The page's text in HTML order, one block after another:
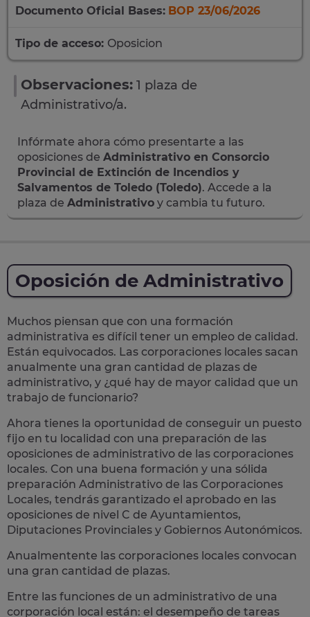
Documento Oficial Bases: BOP 23/06/2026
Tipo de acceso: Oposicion
Observaciones: 1 plaza de
Administrativo/a.
Infórmate ahora cómo presentarte a las
oposiciones de Administrativo en Consorcio
Provincial de Extinción de Incendios y
Salvamentos de Toledo (Toledo). Accede a la
plaza de Administrativo y cambia tu futuro.
Oposición de Administrativo
Muchos piensan que con una formación
administrativa es difícil tener un empleo de calidad.
Están equivocados. Las corporaciones locales sacan
anualmente una gran cantidad de plazas de
administrativo, y ¿qué hay de mayor calidad que un
trabajo de funcionario?
Ahora tienes la oportunidad de conseguir un puesto
fijo en tu localidad con una preparación de las
oposiciones de administrativo de las corporaciones
locales. Con una buena formación y una sólida
preparación Administrativo de las Corporaciones
Locales, tendrás garantizado el aprobado en las
oposiciones de nivel C de Ayuntamientos,
Diputaciones Provinciales y Gobiernos Autonómicos.
Anualmentente las corporaciones locales convocan
una gran cantidad de plazas.
Entre las funciones de un administrativo de una
corporación local están: el desempeño de tareas